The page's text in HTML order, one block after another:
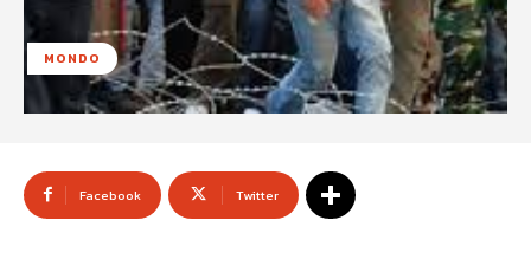
MONDO
Facebook Twitter